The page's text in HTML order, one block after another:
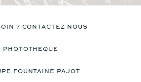
? CONTACTEZ NOUS
PHOTOTHÈQUE
FOUNTAINE PAJOT